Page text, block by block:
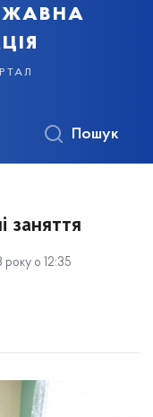
Пошук
заняття
року о 12:35